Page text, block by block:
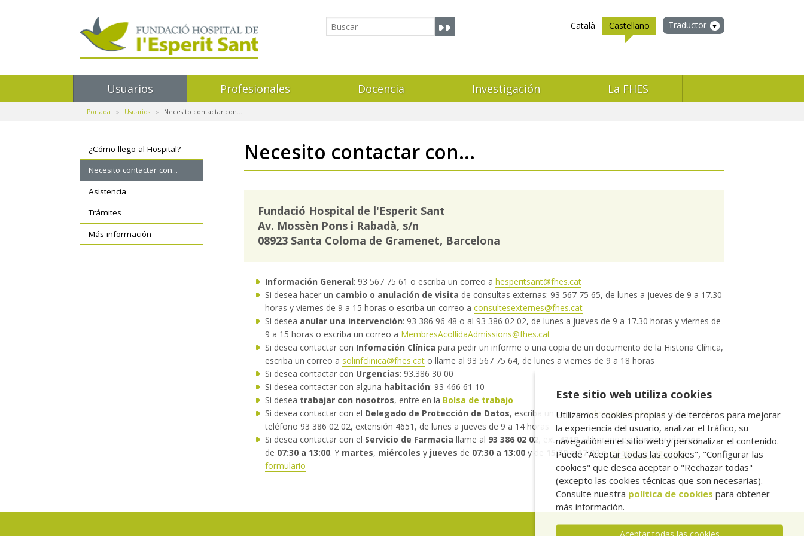
Català Castellano Traductor
Navegación
principal
Usuarios Profesionales Docencia Investigación La FHES
Portada Usuarios Necesito contactar con...
Necesito contactar con...
Fundació Hospital de l'Esperit Sant
Av. Mossèn Pons i Rabadà, s/n
08923 Santa Coloma de Gramenet, Barcelona
Información General: 93 567 75 61 o escriba un correo a hesperitsant@fhes.cat
Si desea hacer un cambio o anulación de visita de consultas externas: 93 567 75 65, de lunes a jueves de 9 a 17.30
horas y viernes de 9 a 15 horas o escriba un correo a consultesexternes@fhes.cat
Si desea anular una intervención: 93 386 96 48 o al 93 386 02 02, de lunes a jueves de 9 a 17.30 horas y viernes de
9 a 15 horas o escriba un correo a MembresAcollidaAdmissions@fhes.cat
Si desea contactar con Infomación Clínica para pedir un informe o una copia de un documento de la Historia Clínica,
escriba un correo a solinfclinica@fhes.cat o llame al 93 567 75 64, de lunes a viernes de 9 a 18 horas
Si desea contactar con Urgencias: 93.386 30 00
Si desea contactar con alguna habitación: 93 466 61 10
Si desea trabajar con nosotros, entre en la Bolsa de trabajo
Si desea contactar con el Delegado de Protección de Datos, escriba un correo adelegatpd@fhes.cat o llame al
teléfono 93 386 02 02, extensión 4651, de lunes a jueves de 9 a 14 horas
Si desea contactar con el Servicio de Farmacia llame al 93 386 02 02 , ext.4319. El horario es,lunes y viernes,
de 07:30 a 13:00. Y martes, miércoles y jueves de 07:30 a 13:00 y de 15:30 a 17:00orellenad el siguiente
formulario
Navegación
secundaria
¿Cómo llego al Hospital?
Necesito contactar con...
Asistencia
Trámites
Más información
Este sitio web utiliza cookies
Utilizamos cookies propias y de terceros para mejorar
la experiencia del usuario, analizar el tráfico, su
navegación en el sitio web y personalizar el contenido.
Puede "Aceptar todas las cookies", "Configurar las
cookies" que desea aceptar o "Rechazar todas"
(excepto las cookies técnicas que son necesarias).
Consulte nuestra política de cookies para obtener
más información.